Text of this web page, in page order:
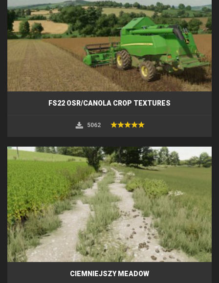
FS22 OSR/CANOLA CROP TEXTURES
5062
CIEMNIEJSZY MEADOW